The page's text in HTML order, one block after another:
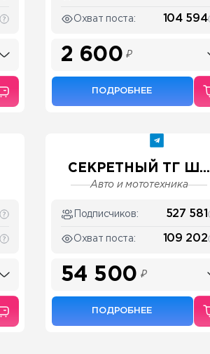
Охват поста: 104 594
2 600 ₽
ПОДРОБНЕЕ
СЕКРЕТНЫЙ ТГ Ш...
Авто и мототехника
Подписчиков: 527 581
Охват поста: 109 202
54 500 ₽
ПОДРОБНЕЕ